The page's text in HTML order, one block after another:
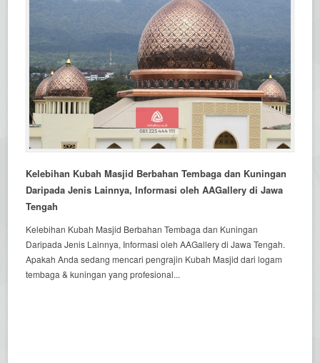
Kelebihan Kubah Masjid Berbahan Tembaga dan Kuningan
Daripada Jenis Lainnya, Informasi oleh AAGallery di Jawa
Tengah
Kelebihan Kubah Masjid Berbahan Tembaga dan Kuningan
Daripada Jenis Lainnya, Informasi oleh AAGallery di Jawa Tengah.
Apakah Anda sedang mencari pengrajin Kubah Masjid dari logam
tembaga & kuningan yang profesional...